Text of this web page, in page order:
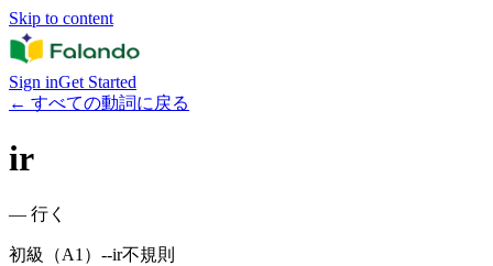
Skip to content
Sign inGet Started
← すべての動詞に戻る
ir
— 行く
初級（A1） --ir不規則